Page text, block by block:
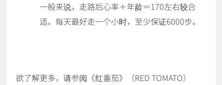
一般来说，走路后心率＋年龄＝170左右较合
适。每天最好走一个小时，至少保证6000步。
欲了解更多，请参阅《红番茄》（RED TOMATO）